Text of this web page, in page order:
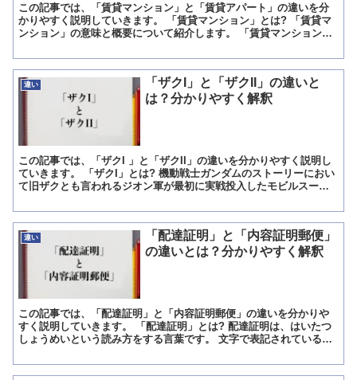
この記事では、「賃貸マンション」と「賃貸アパート」の違いを分
かりやすく説明していきます。 「賃貸マンション」とは? 「賃貸マ
ンション」の意味と概要について紹介します。 「賃貸マンション」
違い
「ザクI」と「ザクII」の違いと
は？分かりやすく解釈
この記事では、「ザクI 」と「ザクII」の違いを分かりやすく説明し
ていきます。 「ザクI」とは? 機動戦士ガンダムのストーリーにおい
て旧ザクとも言われるジオン軍が最初に実戦投入したモビルスーツ
違い
「配達証明」と「内容証明郵便」
の違いとは？分かりやすく解釈
この記事では、「配達証明」と「内容証明郵便」の違いを分かりや
すく説明していきます。 「配達証明」とは? 配達証明は、はいたつ
しょうめいという読み方をする言葉です。 文字で表記されているの